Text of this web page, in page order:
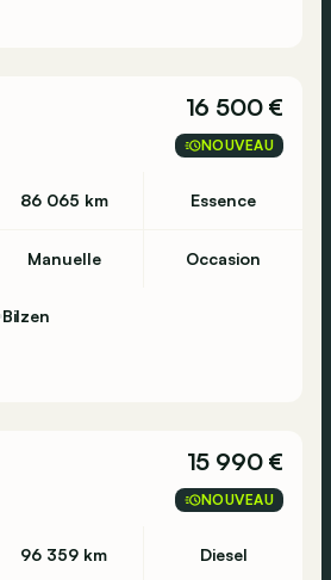
16 500 €
NOUVEAU
86 065 km Essence
Manuelle Occasion
Bilzen
15 990 €
NOUVEAU
96 359 km Diesel